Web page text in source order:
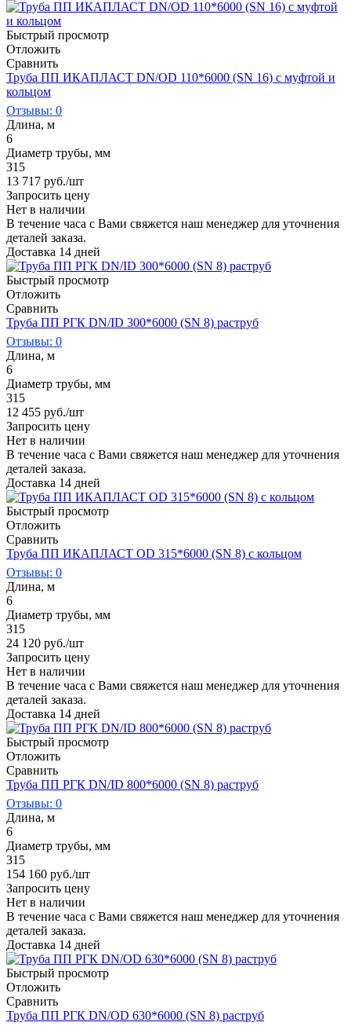
Быстрый просмотр
Отложить
Сравнить
Труба ПП ИКАПЛАСТ DN/OD 110*6000 (SN 16) с муфтой и
кольцом
Отзывы: 0
Длина, м
6
Диаметр трубы, мм
315
13 717 руб./шт
Запросить цену
Нет в наличии
В течение часа с Вами свяжется наш менеджер для уточнения
деталей заказа.
Доставка 14 дней
Быстрый просмотр
Отложить
Сравнить
Труба ПП РГК DN/ID 300*6000 (SN 8) раструб
Отзывы: 0
Длина, м
6
Диаметр трубы, мм
315
12 455 руб./шт
Запросить цену
Нет в наличии
В течение часа с Вами свяжется наш менеджер для уточнения
деталей заказа.
Доставка 14 дней
Быстрый просмотр
Отложить
Сравнить
Труба ПП ИКАПЛАСТ OD 315*6000 (SN 8) с кольцом
Отзывы: 0
Длина, м
6
Диаметр трубы, мм
315
24 120 руб./шт
Запросить цену
Нет в наличии
В течение часа с Вами свяжется наш менеджер для уточнения
деталей заказа.
Доставка 14 дней
Быстрый просмотр
Отложить
Сравнить
Труба ПП РГК DN/ID 800*6000 (SN 8) раструб
Отзывы: 0
Длина, м
6
Диаметр трубы, мм
315
154 160 руб./шт
Запросить цену
Нет в наличии
В течение часа с Вами свяжется наш менеджер для уточнения
деталей заказа.
Доставка 14 дней
Быстрый просмотр
Отложить
Сравнить
Труба ПП РГК DN/OD 630*6000 (SN 8) раструб